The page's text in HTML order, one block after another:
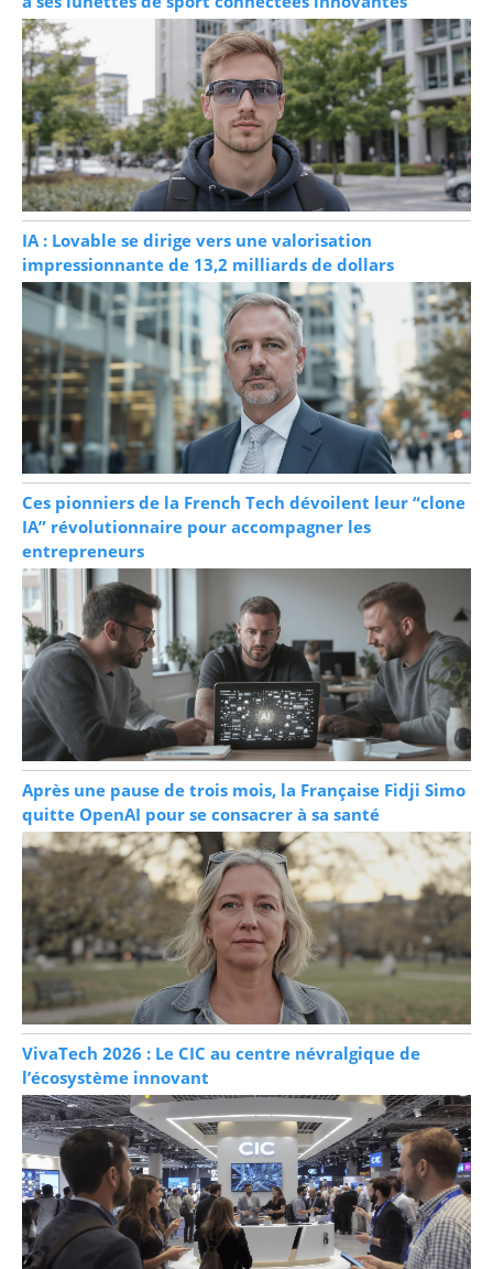
IA : Lovable se dirige vers une valorisation
impressionnante de 13,2 milliards de dollars
Ces pionniers de la French Tech dévoilent leur “clone
IA” révolutionnaire pour accompagner les
entrepreneurs
Après une pause de trois mois, la Française Fidji Simo
quitte OpenAI pour se consacrer à sa santé
VivaTech 2026 : Le CIC au centre névralgique de
l’écosystème innovant